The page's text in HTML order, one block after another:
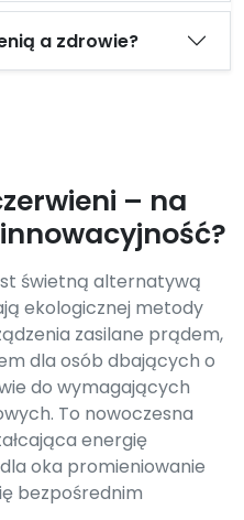
a zdrowie?
– na
świetną alternatywą
ekologicznej metody
zasilane prądem,
dla osób dbających o
do wymagających
To nowoczesna
energię
oka promieniowanie
bezpośrednim